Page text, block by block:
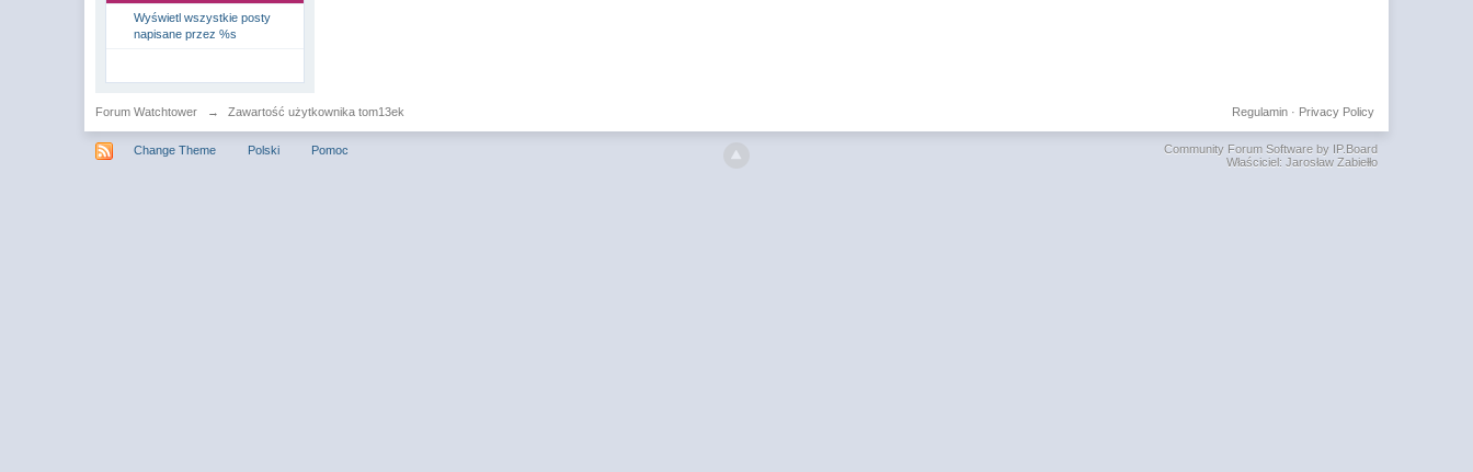
Wyświetl wszystkie posty
napisane przez %s
Forum Watchtower → Zawartość użytkownika tom13ek Privacy Policy
Regulamin·
Change Theme Polski Pomoc
Community Forum Software by IP.Board
Właściciel: Jarosław Zabiełło